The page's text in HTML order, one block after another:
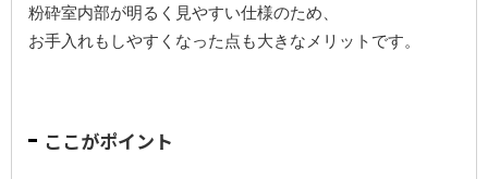
粉砕室内部が明るく見やすい仕様のため、
お手入れもしやすくなった点も大きなメリットです。
ここがポイント